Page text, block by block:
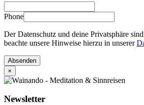
Phone
Der Datenschutz und deine Privatsphäre
beachte unsere Hinweise hierzu in unserer
Absenden
×
Newsletter